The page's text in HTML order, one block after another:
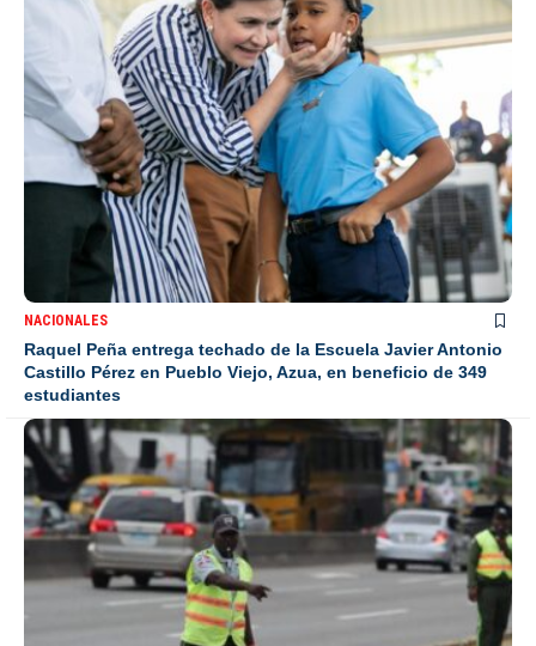
NACIONALES
Raquel Peña entrega techado de la Escuela Javier Antonio
Castillo Pérez en Pueblo Viejo, Azua, en beneficio de 349
estudiantes